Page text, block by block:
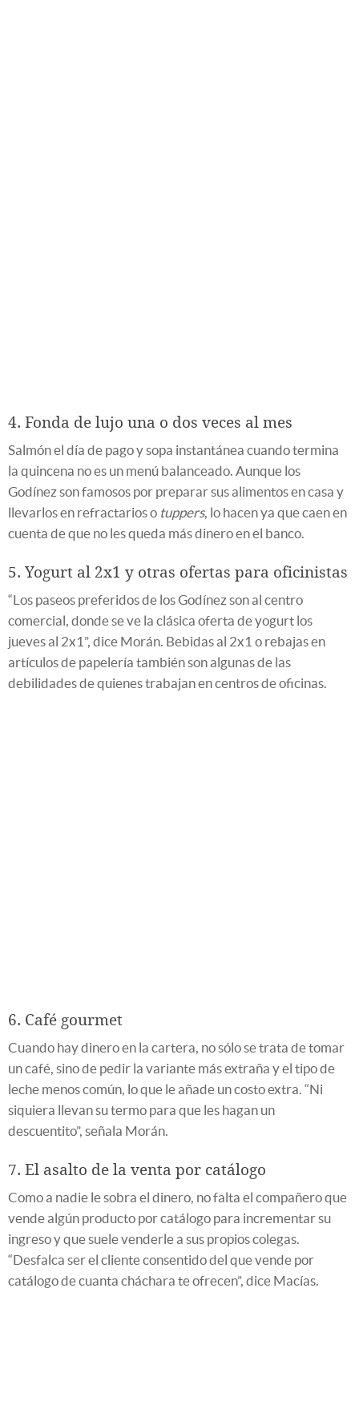
4. Fonda de lujo una o dos veces al mes
Salmón el día de pago y sopa instantánea cuando termina
la quincena no es un menú balanceado. Aunque los
Godínez son famosos por preparar sus alimentos en casa y
llevarlos en refractarios o tuppers, lo hacen ya que caen en
cuenta de que no les queda más dinero en el banco.
5. Yogurt al 2x1 y otras ofertas para oficinistas
“Los paseos preferidos de los Godínez son al centro
comercial, donde se ve la clásica oferta de yogurt los
jueves al 2x1”, dice Morán. Bebidas al 2x1 o rebajas en
artículos de papelería también son algunas de las
debilidades de quienes trabajan en centros de oficinas.
6. Café gourmet
Cuando hay dinero en la cartera, no sólo se trata de tomar
un café, sino de pedir la variante más extraña y el tipo de
leche menos común, lo que le añade un costo extra. “Ni
siquiera llevan su termo para que les hagan un
descuentito”, señala Morán.
7. El asalto de la venta por catálogo
Como a nadie le sobra el dinero, no falta el compañero que
vende algún producto por catálogo para incrementar su
ingreso y que suele venderle a sus propios colegas.
“Desfalca ser el cliente consentido del que vende por
catálogo de cuanta cháchara te ofrecen”, dice Macías.